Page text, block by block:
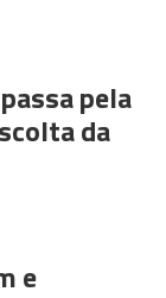
pela
da
e